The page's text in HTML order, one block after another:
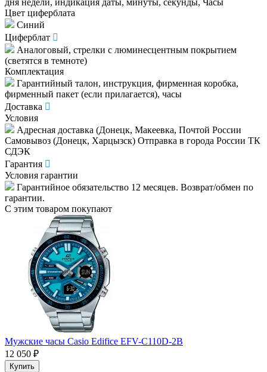
дня недели, индикация даты, минуты, секунды, Часы
Цвет циферблата
Синий
Циферблат
Аналоговый, стрелки с люминесцентным покрытием
(светятся в темноте)
Комплектация
Гарантийный талон, инструкция, фирменная коробка,
фирменный пакет (если прилагается), часы
Доставка
Условия
Адресная доставка (Донецк, Макеевка, Почтой России
Самовывоз (Донецк, Харцызск) Отправка в города России ТК
СДЭК
Гарантия
Условия гарантии
Гарантийное обязательство 12 месяцев. Возврат/обмен по
гарантии.
С этим товаром покупают
Мужские часы Casio Edifice EFV-C110D-2B
12 050 ₽
Купить